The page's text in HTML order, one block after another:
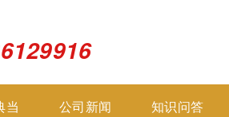
当 公司新闻 知识问答